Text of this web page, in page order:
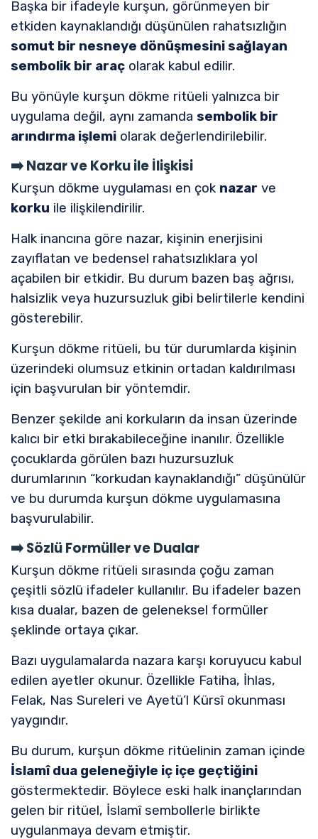
Başka bir ifadeyle kurşun, görünmeyen bir
etkiden kaynaklandığı düşünülen rahatsızlığın
somut bir nesneye dönüşmesini sağlayan
sembolik bir araç olarak kabul edilir.
Bu yönüyle kurşun dökme ritüeli yalnızca bir
uygulama değil, aynı zamanda sembolik bir
arındırma işlemi olarak değerlendirilebilir.
➡️Nazar ve Korku ile İlişkisi
Kurşun dökme uygulaması en çok nazar ve
korku ile ilişkilendirilir.
Halk inancına göre nazar, kişinin enerjisini
zayıflatan ve bedensel rahatsızlıklara yol
açabilen bir etkidir. Bu durum bazen baş ağrısı,
halsizlik veya huzursuzluk gibi belirtilerle kendini
gösterebilir.
Kurşun dökme ritüeli, bu tür durumlarda kişinin
üzerindeki olumsuz etkinin ortadan kaldırılması
için başvurulan bir yöntemdir.
Benzer şekilde ani korkuların da insan üzerinde
kalıcı bir etki bırakabileceğine inanılır. Özellikle
çocuklarda görülen bazı huzursuzluk
durumlarının “korkudan kaynaklandığı” düşünülür
ve bu durumda kurşun dökme uygulamasına
başvurulabilir.
➡️Sözlü Formüller ve Dualar
Kurşun dökme ritüeli sırasında çoğu zaman
çeşitli sözlü ifadeler kullanılır. Bu ifadeler bazen
kısa dualar, bazen de geleneksel formüller
şeklinde ortaya çıkar.
Bazı uygulamalarda nazara karşı koruyucu kabul
edilen ayetler okunur. Özellikle Fatiha, İhlas,
Felak, Nas Sureleri ve Ayetü’l Kürsî okunması
yaygındır.
Bu durum, kurşun dökme ritüelinin zaman içinde
İslamî dua geleneğiyle iç içe geçtiğini
göstermektedir. Böylece eski halk inançlarından
gelen bir ritüel, İslamî sembollerle birlikte
uygulanmaya devam etmiştir.